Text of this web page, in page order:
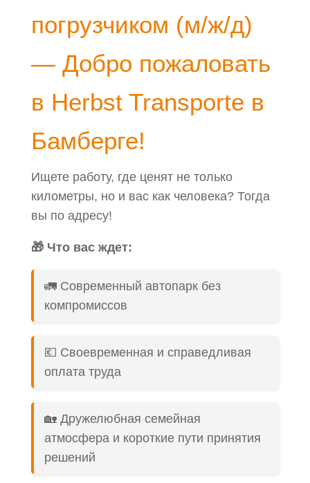
погрузчиком (м/ж/д)
— Добро пожаловать
в Herbst Transporte в
Бамберге!
Ищете работу, где ценят не только
километры, но и вас как человека? Тогда
вы по адресу!
🎁 Что вас ждет:
🚛 Современный автопарк без
компромиссов
💶 Своевременная и справедливая
оплата труда
🏡 Дружелюбная семейная
атмосфера и короткие пути принятия
решений